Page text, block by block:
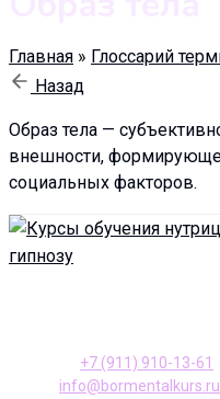
Главная » Глоссарий
Назад
Образ тела —
внешности,
социальных факторов.
+7 (911) 910-13-61
info@bormentalkurs.ru